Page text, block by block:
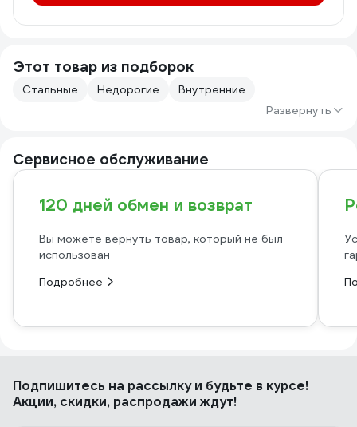
Этот товар из подборок
Стальные Недорогие
Внутренние
Развернуть
Сервисное обслуживание
120 дней обмен и возврат
Вы можете вернуть товар, который не был
использован
Подробнее
Подпишитесь на рассылкуи будьте в курсе!
Акции, скидки, распродажи ждут!